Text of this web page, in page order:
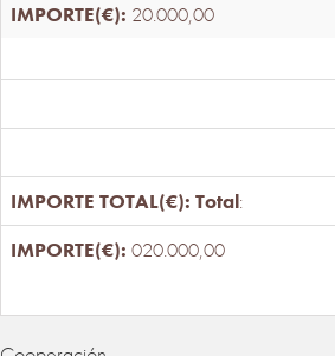
20.000,00
Total:
020.000,00